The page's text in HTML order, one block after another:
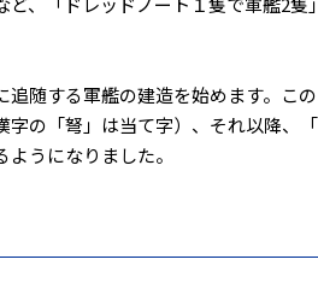
随する軍艦の建造を始めます。こ
の「弩」は当て字）、それ以降、
うになりました。